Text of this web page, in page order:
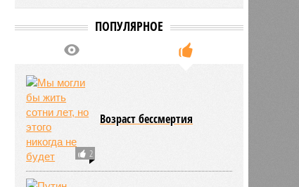
ПОПУЛЯРНОЕ
2
Возраст бессмертия